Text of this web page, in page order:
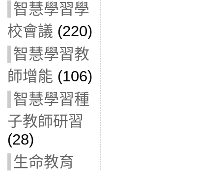
智慧學習學
校會議 (220)
智慧學習教
師增能 (106)
智慧學習種
子教師研習
(28)
生命教育